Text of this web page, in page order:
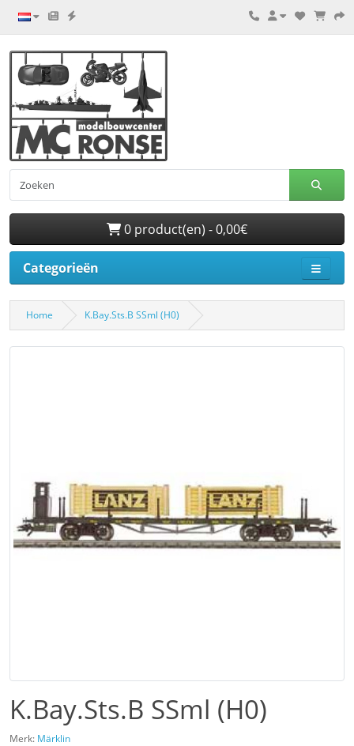
0 product(en) - 0,00€
Categorieën
Home K.Bay.Sts.B SSml (H0)
K.Bay.Sts.B SSml (H0)
Merk: Märklin